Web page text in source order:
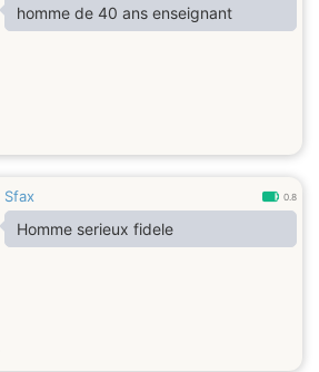
homme de 40 ans enseignant
Sfax 0.8
Homme serieux fidele